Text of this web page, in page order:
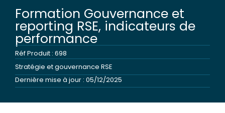
Formation Gouvernance et
reporting RSE, indicateurs de
performance
Réf Produit : 698
Stratégie et gouvernance RSE
Dernière mise à jour : 05/12/2025